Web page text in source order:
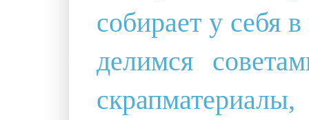
собирает у себя
делимся